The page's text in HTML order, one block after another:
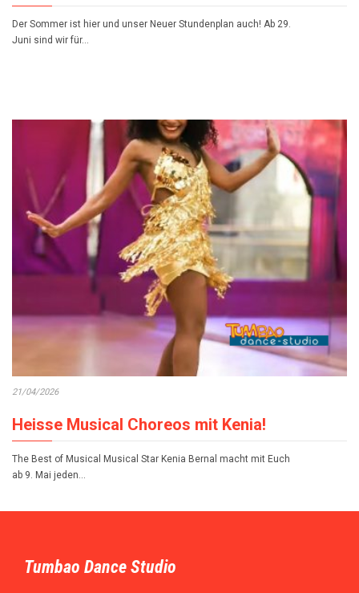
Der Sommer ist hier und unser Neuer Stundenplan auch! Ab 29.
Juni sind wir für…
21/04/2026
Heisse Musical Choreos mit Kenia!
The Best of Musical Musical Star Kenia Bernal macht mit Euch
ab 9. Mai jeden…
Tumbao Dance Studio